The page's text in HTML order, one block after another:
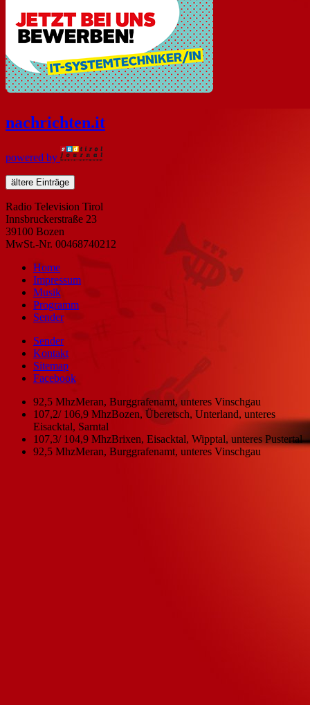
nachrichten.it
powered by
ältere Einträge
Radio Television Tirol
Innsbruckerstraße 23
39100 Bozen
MwSt.-Nr. 00468740212
Home
Impressum
Musik
Programm
Sender
Sender
Kontakt
Sitemap
Facebook
92,5 MhzMeran, Burggrafenamt, unteres Vinschgau
107,2/ 106,9 MhzBozen, Überetsch, Unterland, unteres
Eisacktal, Sarntal
107,3/ 104,9 MhzBrixen, Eisacktal, Wipptal, unteres Pustertal
92,5 MhzMeran, Burggrafenamt, unteres Vinschgau